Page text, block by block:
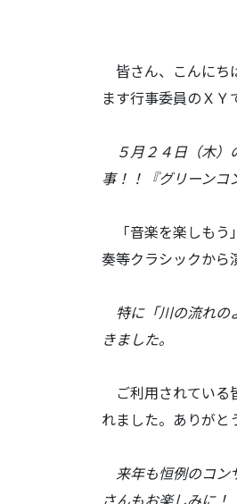
皆さん、こんにち
ます行事委員のＸＹ
５月２４日（木）
事！！『グリーンコ
「音楽を楽しもう
奏等クラシックから
特に「川の流れの
きました。
ご利用されている
れました。ありがと
来年も恒例のコン